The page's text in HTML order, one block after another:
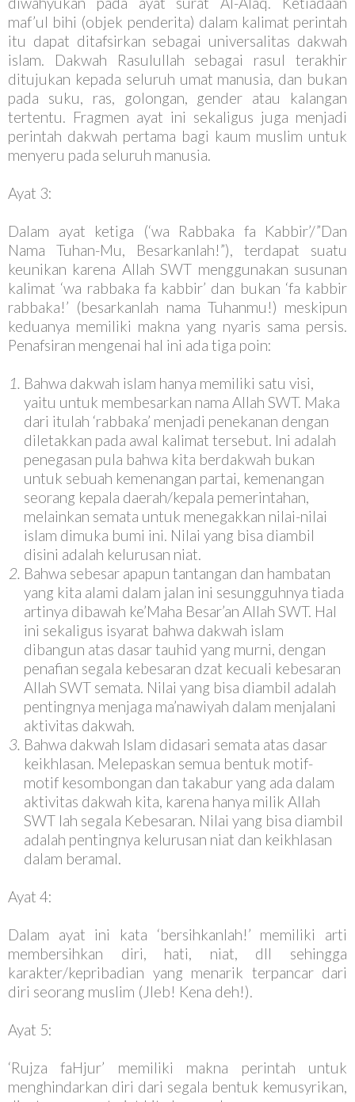
maf’ul bihi (objek penderita) dalam kalimat perintah
itu dapat ditafsirkan sebagai universalitas dakwah
islam. Dakwah Rasulullah sebagai rasul terakhir
ditujukan kepada seluruh umat manusia, dan bukan
pada suku, ras, golongan, gender atau kalangan
tertentu. Fragmen ayat ini sekaligus juga menjadi
perintah dakwah pertama bagi kaum muslim untuk
menyeru pada seluruh manusia.
Ayat 3:
Dalam ayat ketiga (‘wa Rabbaka fa Kabbir’/”Dan
Nama Tuhan-Mu, Besarkanlah!”), terdapat suatu
keunikan karena Allah SWT menggunakan susunan
kalimat ‘wa rabbaka fa kabbir’ dan bukan ‘fa kabbir
rabbaka!’ (besarkanlah nama Tuhanmu!) meskipun
keduanya memiliki makna yang nyaris sama persis.
Penafsiran mengenai hal ini ada tiga poin:
Bahwa dakwah islam hanya memiliki satu visi,
yaitu untuk membesarkan nama Allah SWT. Maka
dari itulah ‘rabbaka’ menjadi penekanan dengan
diletakkan pada awal kalimat tersebut. Ini adalah
penegasan pula bahwa kita berdakwah bukan
untuk sebuah kemenangan partai, kemenangan
seorang kepala daerah/kepala pemerintahan,
melainkan semata untuk menegakkan nilai-nilai
islam dimuka bumi ini. Nilai yang bisa diambil
disini adalah kelurusan niat.
Bahwa sebesar apapun tantangan dan hambatan
yang kita alami dalam jalan ini sesungguhnya tiada
artinya dibawah ke’Maha Besar’an Allah SWT. Hal
ini sekaligus isyarat bahwa dakwah islam
dibangun atas dasar tauhid yang murni, dengan
penafian segala kebesaran dzat kecuali kebesaran
Allah SWT semata. Nilai yang bisa diambil adalah
pentingnya menjaga ma’nawiyah dalam menjalani
aktivitas dakwah.
Bahwa dakwah Islam didasari semata atas dasar
keikhlasan. Melepaskan semua bentuk motif-
motif kesombongan dan takabur yang ada dalam
aktivitas dakwah kita, karena hanya milik Allah
SWT lah segala Kebesaran. Nilai yang bisa diambil
adalah pentingnya kelurusan niat dan keikhlasan
dalam beramal.
Ayat 4:
Dalam ayat ini kata ‘bersihkanlah!’ memiliki arti
membersihkan diri, hati, niat, dll sehingga
karakter/kepribadian yang menarik terpancar dari
diri seorang muslim (Jleb! Kena deh!).
Ayat 5:
‘Rujza faHjur’ memiliki makna perintah untuk
menghindarkan diri dari segala bentuk kemusyrikan,